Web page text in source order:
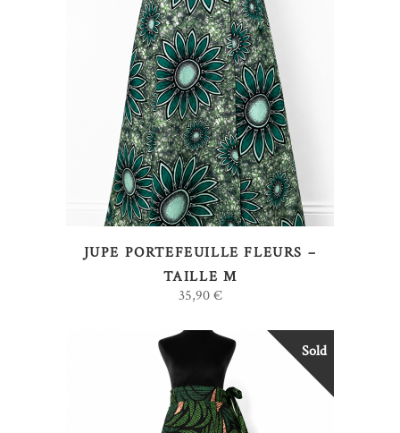
AJOUTER AU PANIER
JUPE PORTEFEUILLE FLEURS –
TAILLE M
35,90€
Sold